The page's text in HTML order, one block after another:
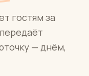
гостям за
— днём,